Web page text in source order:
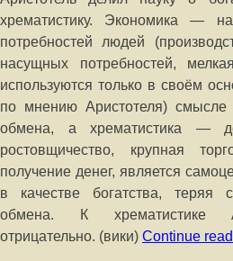
хрематистику. Экономика —
потребностей людей
насущных потребностей,
используются только в своём
по мнению Аристотеля)
обмена, а хрематистика —
ростовщичество, крупная
получение денег, является
в качестве богатства, теряя
обмена. К хрематистике
отрицательно. (вики) Continue